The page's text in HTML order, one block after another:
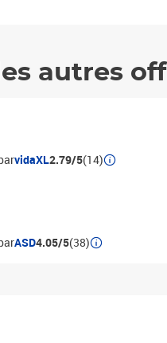
autres
vidaXL2.79/5(14)
ASD4.05/5(38)